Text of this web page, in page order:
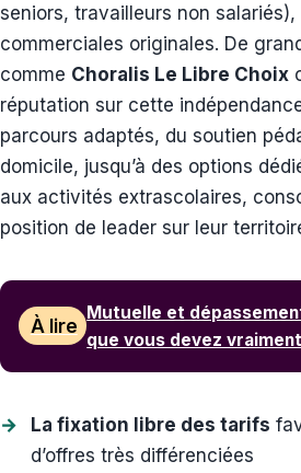
seniors, travailleurs non
commerciales originales. De
comme Choralis Le Libre Choix
réputation sur cette
parcours adaptés, du soutien
domicile, jusqu’à des options
aux activités extrascolaires,
position de leader sur leur
À lire
Mutuelle et
que vous devez
La fixation libre des tarifs
d’offres très différenciées